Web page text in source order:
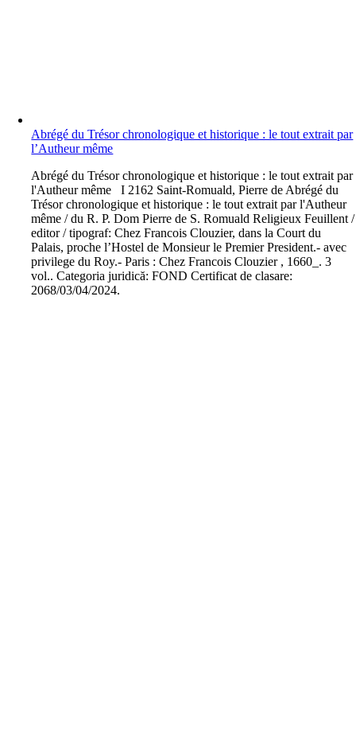
Abrégé du Trésor chronologique et historique : le tout extrait par
l’Autheur même
Abrégé du Trésor chronologique et historique : le tout extrait par
l'Autheur même I 2162 Saint-Romuald, Pierre de Abrégé du
Trésor chronologique et historique : le tout extrait par l'Autheur
même / du R. P. Dom Pierre de S. Romuald Religieux Feuillent /
editor / tipograf: Chez Francois Clouzier, dans la Court du
Palais, proche l’Hostel de Monsieur le Premier President.- avec
privilege du Roy.- Paris : Chez Francois Clouzier , 1660_. 3
vol.. Categoria juridică: FOND Certificat de clasare:
2068/03/04/2024.